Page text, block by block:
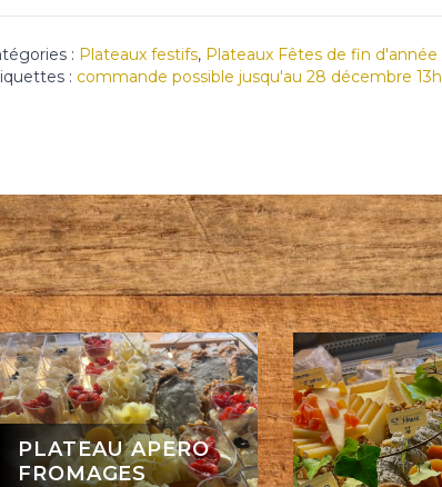
: Plateaux festifs, Plateaux Fêtes de fin d'année
: commande possible jusqu'au 28 décembre 13h
PLATEAU APERO
FROMAGES